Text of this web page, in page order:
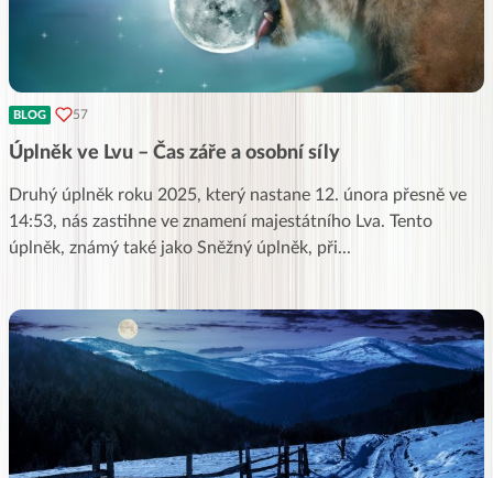
BLOG 57
Úplněk ve Lvu – Čas záře a osobní síly
Druhý úplněk roku 2025, který nastane 12. února přesně ve
14:53, nás zastihne ve znamení majestátního Lva. Tento
úplněk, známý také jako Sněžný úplněk, při...